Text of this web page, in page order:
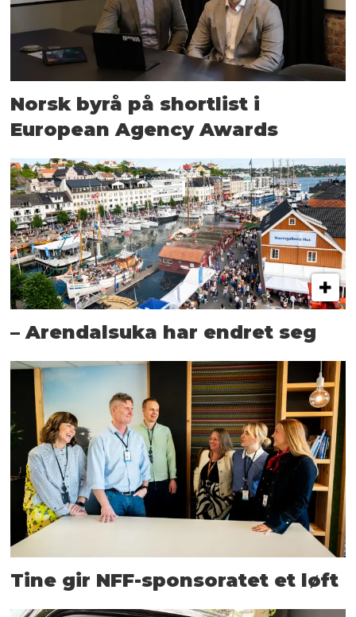
Norsk byrå på shortlist i
European Agency Awards
– Arendalsuka har endret seg
Tine gir NFF-sponsoratet et løft